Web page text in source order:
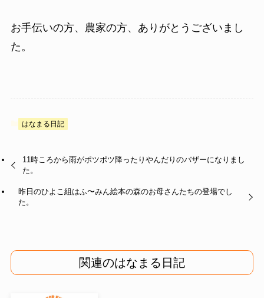
お手伝いの方、農家の方、ありがとうございまし
た。
はなまる日記
11時ころから雨がポツポツ降ったりやんだりのバザーになりまし
た。
昨日のひよこ組はふ〜みん絵本の森のお母さんたちの登場でし
た。
関連のはなまる日記